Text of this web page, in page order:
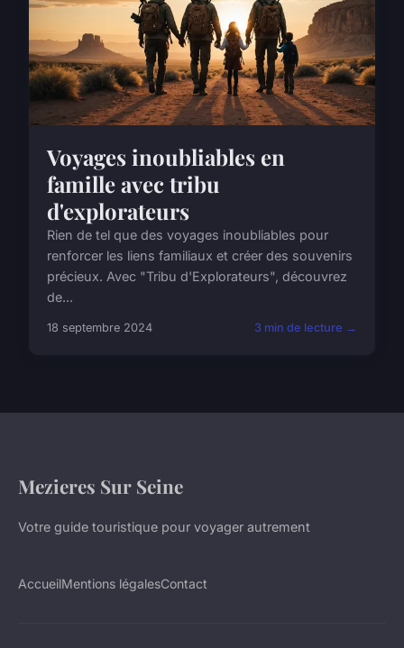
Voyages inoubliables en
famille avec tribu
d'explorateurs
Rien de tel que des voyages inoubliables pour
renforcer les liens familiaux et créer des souvenirs
précieux. Avec "Tribu d'Explorateurs", découvrez
de...
18 septembre 2024 3 min de lecture →
Mezieres Sur Seine
Votre guide touristique pour voyager autrement
AccueilMentions légalesContact